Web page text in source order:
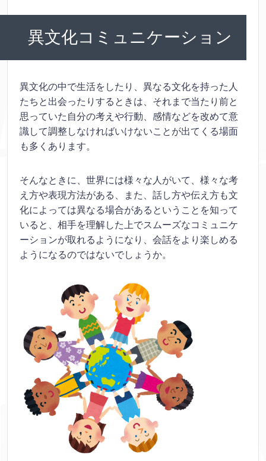
異文化コミュニケーション
異文化の中で生活をしたり、異なる文化を持った人
たちと出会ったりするときは、それまで当たり前と
思っていた自分の考えや行動、感情などを改めて意
識して調整しなければいけないことが出てくる場面
も多くあります。
そんなときに、世界には様々な人がいて、様々な考
え方や表現方法がある、また、話し方や伝え方も文
化によっては異なる場合があるということを知って
いると、相手を理解した上でスムーズなコミュニケ
ーションが取れるようになり、会話をより楽しめる
ようになるのではないでしょうか。